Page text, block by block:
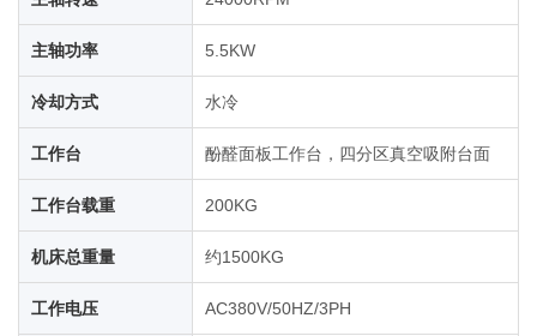
主轴功率 5.5KW
冷却方式 水冷
工作台 酚醛面板工作台，四分区真空吸附台面
工作台载重 200KG
机床总重量 约1500KG
工作电压 AC380V/50HZ/3PH